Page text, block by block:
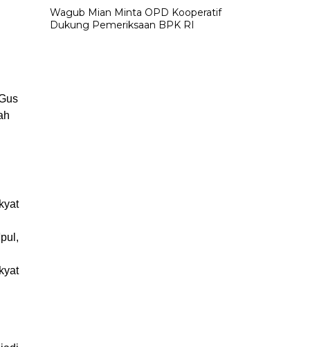
Wagub Mian Minta OPD Kooperatif
Dukung Pemeriksaan BPK RI